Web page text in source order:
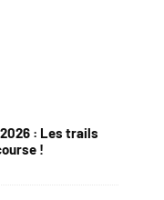
: Les trails
!